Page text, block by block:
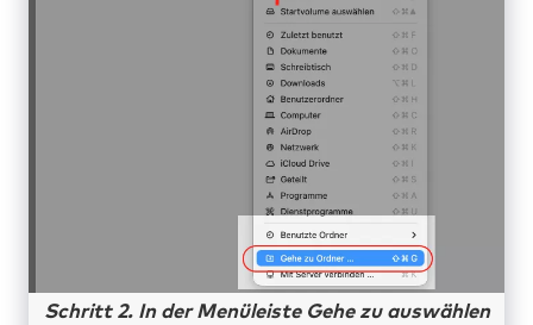
Schritt 2. In der Menüleiste Gehe zu auswählen